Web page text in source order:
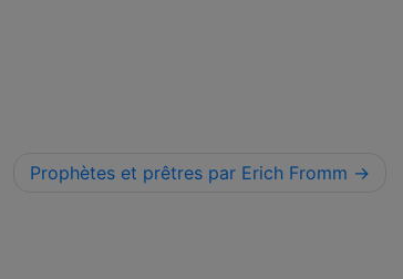
Prophètes et prêtres par Erich Fromm